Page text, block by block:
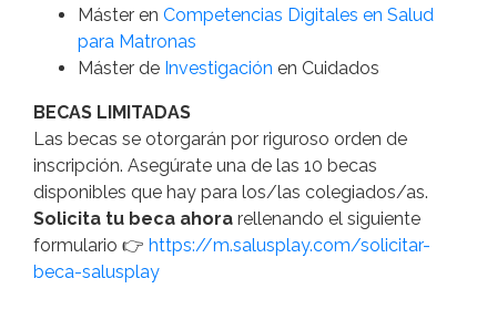
Máster en Competencias Digitales en Salud
para Matronas
Máster de Investigación en Cuidados
BECAS LIMITADAS
Las becas se otorgarán por riguroso orden de
inscripción. Asegúrate una de las 10 becas
disponibles que hay para los/las colegiados/as.
Solicita tu beca ahora rellenando el siguiente
formulario 👉 https://m.salusplay.com/solicitar-
beca-salusplay